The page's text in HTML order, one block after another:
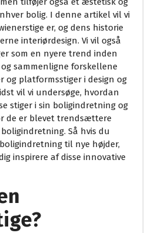
bolig. I denne artikel vil vi
er, og dens historie
interiørdesign. Vi vil også
som en nyere trend inden
sammenligne forskellene
og platformsstiger i design og
vil vi undersøge, hvordan
stiger i sin boligindretning og
de er blevet trendsættere
Så hvis du
til nye højder,
inspirere af disse innovative